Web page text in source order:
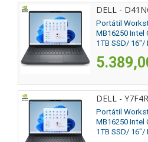
DELL -
Portátil
MB16250 Intel
1TB SSD/ 16"/
DELL - Y7F4R
Portátil
MB16250 Intel
1TB SSD/ 16"/